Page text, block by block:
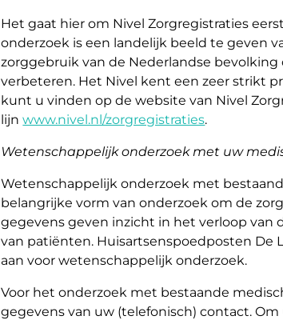
Het gaat hier om Nivel Zorgregistraties
onderzoek is een landelijk beeld te geven
zorggebruik van de Nederlandse
verbeteren. Het Nivel kent een zeer strikt
kunt u vinden op de website van Nivel
lijnwww.nivel.nl/zorgregistraties.
Wetenschappelijk onderzoek met uw
Wetenschappelijk onderzoek met
belangrijke vorm van onderzoek om de
gegevens geven inzicht in het verloop van
van patiënten. Huisartsenspoedposten De
aan voor wetenschappelijk onderzoek.
Voor het onderzoek met bestaande
gegevens van uw (telefonisch) contact.